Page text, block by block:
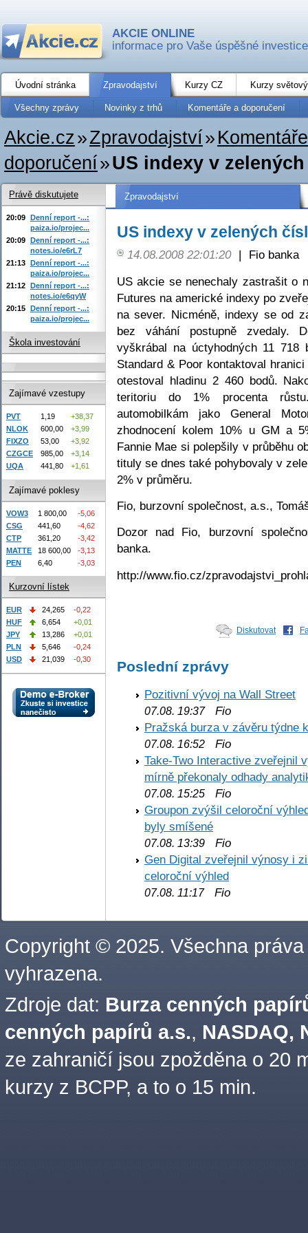
AKCIE ONLINE
informace pro Vaše úspěšné investice
Úvodní stránka Zpravodajství Kurzy CZ Kurzy
Všechny zprávy Novinky z trhů Komentáře a doporučení
Akcie.cz»Zpravodajství»
doporučení»US indexy v
Zpravodajství
US indexy v zelených
14.08.2008 22:01:20 |
Fio banka
US akcie se nenechaly zastrašit o
Futures na americké indexy po
na sever. Nicméně, indexy se od
bez váhání postupně zvedaly.
vyškrábal na úctyhodných 11 718
Standard & Poor kontaktoval
otestoval hladinu 2 460 bodů.
teritoriu do 1% procenta
automobilkám jako General
zhodnocení kolem 10% u GM a
Fannie Mae si polepšily v průběhu
tituly se dnes také pohybovaly v
2% v průměru.
Fio, burzovní společnost, a.s.,
Dozor nad Fio, burzovní
banka.
http://www.fio.cz/
Diskutovat
Poslední zprávy
Pozitivní vývoj na Wall Street
07.08. 19:37Fio
Pražská burza v závěru týdne
07.08. 16:52 Fio
Take-Two Interactive zveřejnil
mírně překonaly odhady
07.08. 15:25 Fio
Groupon zvýšil celoroční
byly smíšené
07.08. 13:39 Fio
Gen Digital zveřejnil výnosy i
celoroční výhled
07.08. 11:17Fio
Právě diskutujete
20:09 Denní report -...:
paiza.io/projec...
20:09 Denní report -...:
notes.io/e6rL7
21:13 Denní report -...:
paiza.io/projec...
21:12 Denní report -...:
notes.io/e6qyW
20:15 Denní report -...:
paiza.io/projec...
Škola investování
Zajímavé vzestupy
PVT 1,19
+38,37
NLOK
600,00
+3,99
FIXZO
53,00
+3,92
CZGCE
985,00
+3,14
UQA
441,80 +1,61
Zajímavé poklesy
VOW3 1 800,00
-5,06
CSG
441,60
-4,62
CTP
361,20
-3,42
MATTE
18 600,00
-3,13
PEN
6,40 -3,03
Kurzovní lístek
EUR 24,265
-0,22
HUF
6,654
+0,01
JPY
13,286
+0,01
PLN
5,646
-0,24
USD
21,039 -0,30
Copyright © 2025. Všechna práva
vyhrazena.
Zdroje dat: Burza cenných
cenných papírů a.s., NASDAQ,
ze zahraničí jsou zpožděna o 20
kurzy z BCPP, a to o 15 min.